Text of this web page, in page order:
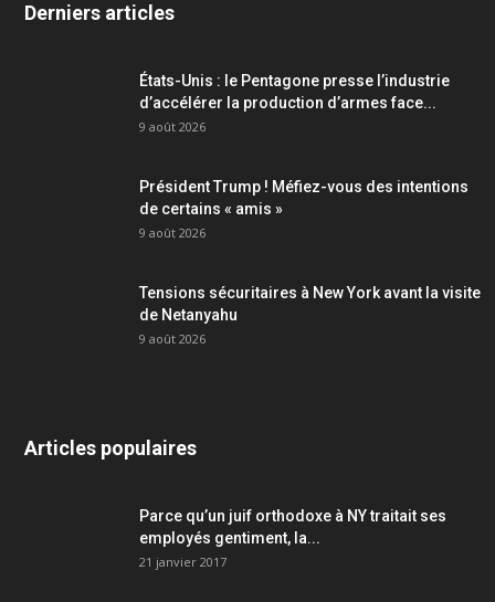
Derniers articles
États-Unis : le Pentagone presse l’industrie
d’accélérer la production d’armes face...
9 août 2026
Président Trump ! Méfiez-vous des intentions
de certains « amis »
9 août 2026
Tensions sécuritaires à New York avant la visite
de Netanyahu
9 août 2026
Articles populaires
Parce qu’un juif orthodoxe à NY traitait ses
employés gentiment, la...
21 janvier 2017